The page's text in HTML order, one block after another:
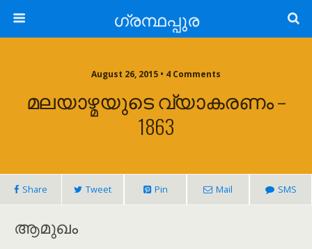
ഗ്രന്ഥപ്പുര
August 26, 2015 • 4 Comments
മലയാഴ്മയുടെ വ്യാകരണം –
1863
Share Tweet Pin Mail SMS
ആമുഖം